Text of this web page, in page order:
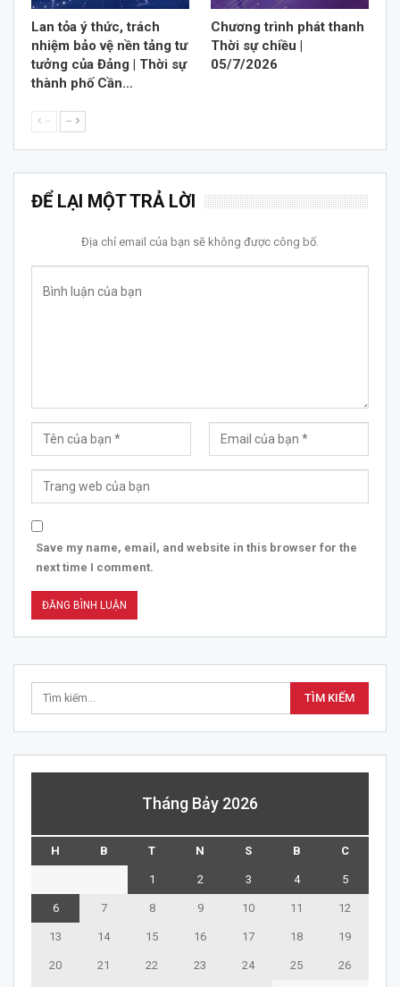
Lan tỏa ý thức, trách
nhiệm bảo vệ nền tảng tư
tưởng của Đảng | Thời sự
thành phố Cần…
Chương trình phát thanh
Thời sự chiều |
05/7/2026
-- --
ĐỂ LẠI MỘT TRẢ LỜI
Địa chỉ email của bạn sẽ không được công bố.
Save my name, email, and website in this browser for the
next time I comment.
Tháng Bảy 2026
H B T N S B C
1 2 3 4 5
6 7 8 9 10 11 12
13 14 15 16 17 18 19
20 21 22 23 24 25 26